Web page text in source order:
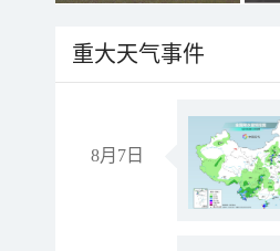
重大天气事件
8月7日